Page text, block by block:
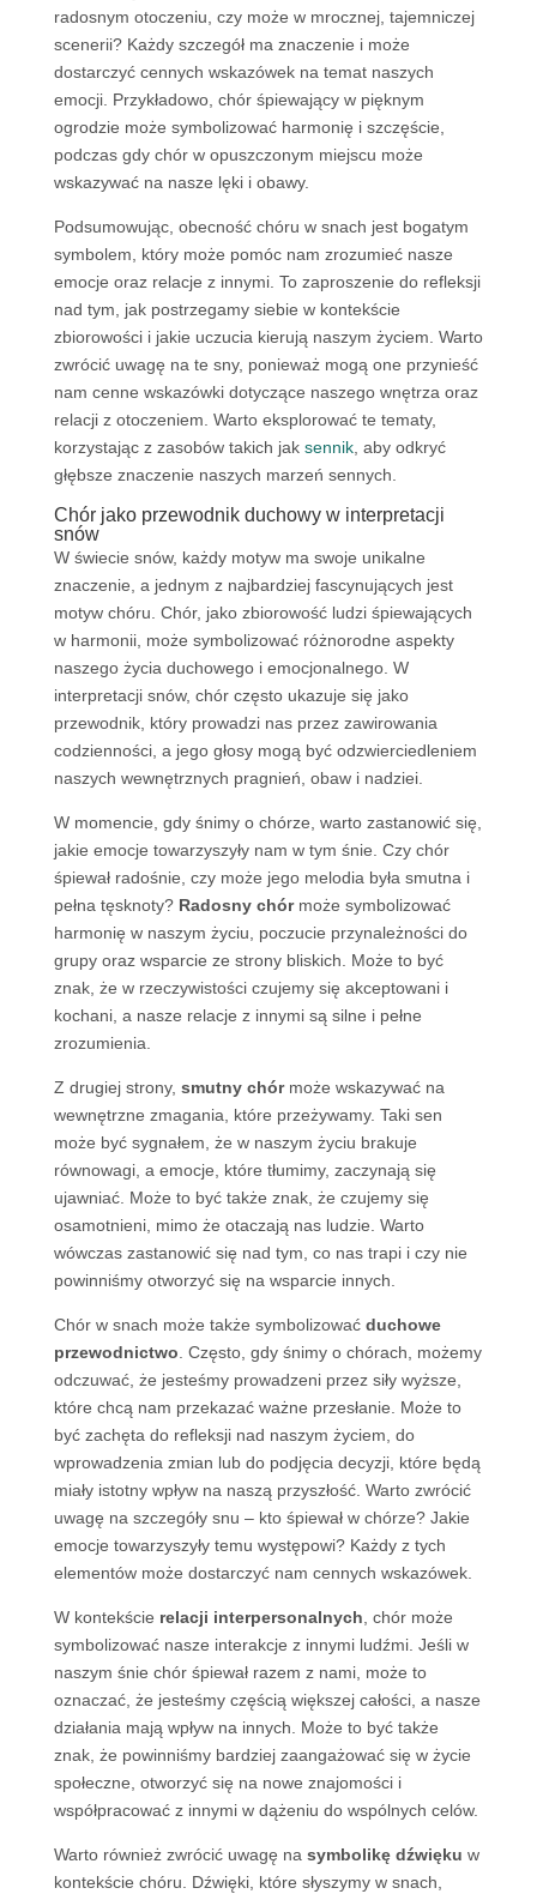
radosnym otoczeniu, czy może w mrocznej, tajemniczej
scenerii? Każdy szczegół ma znaczenie i może
dostarczyć cennych wskazówek na temat naszych
emocji. Przykładowo, chór śpiewający w pięknym
ogrodzie może symbolizować harmonię i szczęście,
podczas gdy chór w opuszczonym miejscu może
wskazywać na nasze lęki i obawy.
Podsumowując, obecność chóru w snach jest bogatym
symbolem, który może pomóc nam zrozumieć nasze
emocje oraz relacje z innymi. To zaproszenie do refleksji
nad tym, jak postrzegamy siebie w kontekście
zbiorowości i jakie uczucia kierują naszym życiem. Warto
zwrócić uwagę na te sny, ponieważ mogą one przynieść
nam cenne wskazówki dotyczące naszego wnętrza oraz
relacji z otoczeniem. Warto eksplorować te tematy,
korzystając z zasobów takich jak sennik, aby odkryć
głębsze znaczenie naszych marzeń sennych.
Chór jako przewodnik duchowy w interpretacji
snów
W świecie snów, każdy motyw ma swoje unikalne
znaczenie, a jednym z najbardziej fascynujących jest
motyw chóru. Chór, jako zbiorowość ludzi śpiewających
w harmonii, może symbolizować różnorodne aspekty
naszego życia duchowego i emocjonalnego. W
interpretacji snów, chór często ukazuje się jako
przewodnik, który prowadzi nas przez zawirowania
codzienności, a jego głosy mogą być odzwierciedleniem
naszych wewnętrznych pragnień, obaw i nadziei.
W momencie, gdy śnimy o chórze, warto zastanowić się,
jakie emocje towarzyszyły nam w tym śnie. Czy chór
śpiewał radośnie, czy może jego melodia była smutna i
pełna tęsknoty? Radosny chórmoże symbolizować
harmonię w naszym życiu, poczucie przynależności do
grupy oraz wsparcie ze strony bliskich. Może to być
znak, że w rzeczywistości czujemy się akceptowani i
kochani, a nasze relacje z innymi są silne i pełne
zrozumienia.
Z drugiej strony, smutny chórmoże wskazywać na
wewnętrzne zmagania, które przeżywamy. Taki sen
może być sygnałem, że w naszym życiu brakuje
równowagi, a emocje, które tłumimy, zaczynają się
ujawniać. Może to być także znak, że czujemy się
osamotnieni, mimo że otaczają nas ludzie. Warto
wówczas zastanowić się nad tym, co nas trapi i czy nie
powinniśmy otworzyć się na wsparcie innych.
Chór w snach może także symbolizować duchowe
przewodnictwo . Często, gdy śnimy o chórach, możemy
odczuwać, że jesteśmy prowadzeni przez siły wyższe,
które chcą nam przekazać ważne przesłanie. Może to
być zachęta do refleksji nad naszym życiem, do
wprowadzenia zmian lub do podjęcia decyzji, które będą
miały istotny wpływ na naszą przyszłość. Warto zwrócić
uwagę na szczegóły snu – kto śpiewał w chórze? Jakie
emocje towarzyszyły temu występowi? Każdy z tych
elementów może dostarczyć nam cennych wskazówek.
W kontekście relacji interpersonalnych , chór może
symbolizować nasze interakcje z innymi ludźmi. Jeśli w
naszym śnie chór śpiewał razem z nami, może to
oznaczać, że jesteśmy częścią większej całości, a nasze
działania mają wpływ na innych. Może to być także
znak, że powinniśmy bardziej zaangażować się w życie
społeczne, otworzyć się na nowe znajomości i
współpracować z innymi w dążeniu do wspólnych celów.
Warto również zwrócić uwagę na symbolikę dźwięku w
kontekście chóru. Dźwięki, które słyszymy w snach,